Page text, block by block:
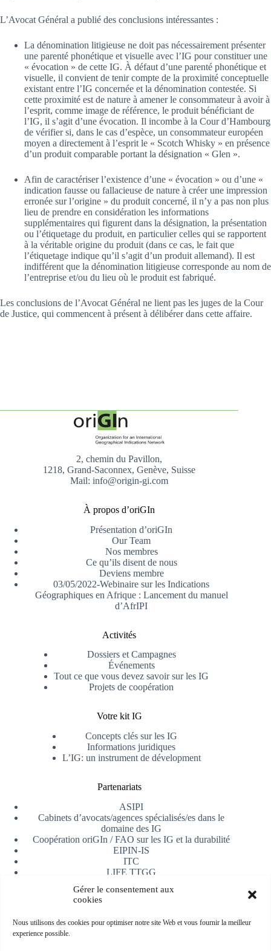
Gérer le consentement aux
cookies
Nous utilisons des cookies pour optimiser notre site Web et vous fournir la meilleur
experience possible.
L’Avocat Général a publié des conclusions intéressantes :
La dénomination litigieuse ne doit pas nécessairement présenter
une parenté phonétique et visuelle avec l’IG pour constituer une
« évocation » de cette IG. À défaut d’une parenté phonétique et
visuelle, il convient de tenir compte de la proximité conceptuelle
existant entre l’IG concernée et la dénomination contestée. Si
cette proximité est de nature à amener le consommateur à avoir à
l’esprit, comme image de référence, le produit bénéficiant de
l’IG, il s’agit d’une évocation. Il incombe à la Cour d’Hambourg
de vérifier si, dans le cas d’espèce, un consommateur européen
moyen a directement à l’esprit le « Scotch Whisky » en présence
d’un produit comparable portant la désignation « Glen ».
Afin de caractériser l’existence d’une « évocation » ou d’une «
indication fausse ou fallacieuse de nature à créer une impression
erronée sur l’origine » du produit concerné, il n’y a pas non plus
lieu de prendre en considération les informations
supplémentaires qui figurent dans la désignation, la présentation
ou l’étiquetage du produit, en particulier celles qui se rapportent
à la véritable origine du produit (dans ce cas, le fait que
l’étiquetage indique qu’il s’agit d’un produit allemand). Il est
indifférent que la dénomination litigieuse corresponde au nom de
l’entreprise et/ou du lieu où le produit est fabriqué.
Les conclusions de l’Avocat Général ne lient pas les juges de la Cour
de Justice, qui commencent à présent à délibérer dans cette affaire.
2, chemin du Pavillon,
1218, Grand-Saconnex, Genève, Suisse
Mail: info@origin-gi.com
À propos d’oriGIn
Présentation d’oriGIn
Our Team
Nos membres
Ce qu’ils disent de nous
Deviens membre
03/05/2022-Webinaire sur les Indications
Géographiques en Afrique : Lancement du manuel
d’AfrIPI
Activités
Dossiers et Campagnes
Événements
Tout ce que vous devez savoir sur les IG
Projets de coopération
Votre kit IG
Concepts clés sur les IG
Informations juridiques
L’IG: un instrument de dévelopment
Partenariats
ASIPI
Cabinets d’avocats/agences spécialisés/es dans le
domaine des IG
Coopération oriGIn / FAO sur les IG et la durabilité
EIPIN-IS
ITC
LIFE TTGG
AfrIPI
Recevoir notre newsletter